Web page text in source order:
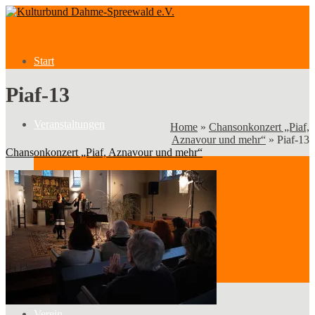
Start
Veranstaltungen
Veranstaltungen
Kategorien
Piaf-13
Home » Chansonkonzert „Piaf,
Aznavour und mehr“ » Piaf-13
Chansonkonzert „Piaf, Aznavour und mehr“